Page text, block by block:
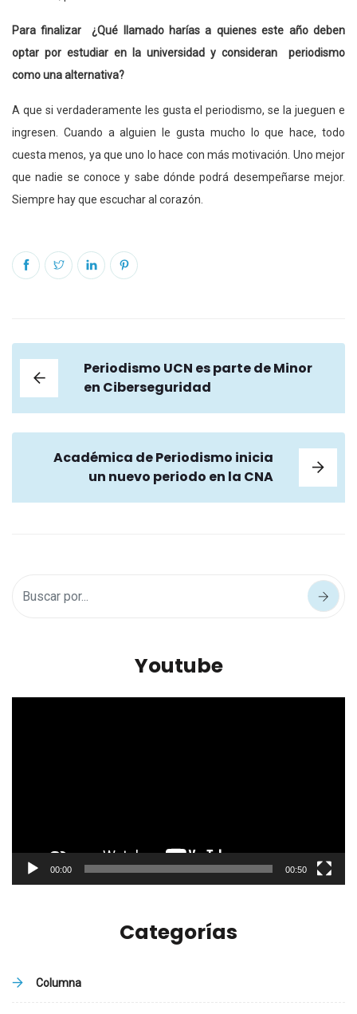
Para finalizar ¿Qué llamado harías a quienes este año deben
optar por estudiar en la universidad y consideran periodismo
como una alternativa?
A que si verdaderamente les gusta el periodismo, se la jueguen e
ingresen. Cuando a alguien le gusta mucho lo que hace, todo
cuesta menos, ya que uno lo hace con más motivación. Uno mejor
que nadie se conoce y sabe dónde podrá desempeñarse mejor.
Siempre hay que escuchar al corazón.
Periodismo UCN es parte de Minor
en Ciberseguridad
Académica de Periodismo inicia
un nuevo periodo en la CNA
Youtube
00:00 00:50
Categorías
Columna